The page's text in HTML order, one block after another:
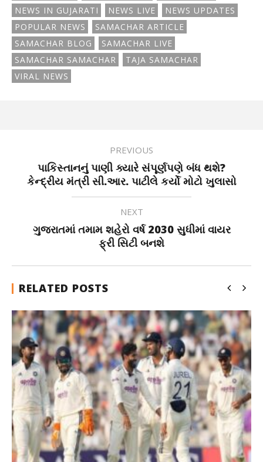
NEWS IN GUJARATI
NEWS LIVE
NEWS UPDATES
POPULAR NEWS
SAMACHAR ARTICLE
SAMACHAR BLOG
SAMACHAR LIVE
SAMACHAR SAMACHAR
TAJA SAMACHAR
VIRAL NEWS
PREVIOUS
પાકિસ્તાનનું પાણી ક્યારે સંપૂર્ણપણે બંધ થશે?
કેન્દ્રીય મંત્રી સી.આર. પાટીલે કર્યો મોટો ખુલાસો
NEXT
ગુજરાતમાં તમામ શહેરો વર્ષ 2030 સુધીમાં વાયર
ફ્રી સિટી બનશે
RELATED POSTS